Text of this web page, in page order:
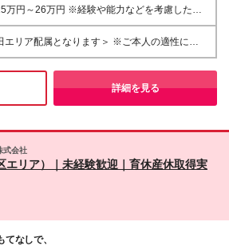
職種での接客経験をお持ちの方 ┗例：アルバ
万円～26万円 ※経験や能力などを考慮した上
いたします ※試用期間6ヶ月あり（試用期間満
り昇給と賞与の対象となり、その他の条件に差
・昇給年1回 ※試用期間満了後（査定によ
エリア配属となります＞ ※ご本人の適性に鑑み
務地が羽田以外のホテルもしくは本社となる場
■東京エリア：⽻⽥、有明、
六本⽊、⽥町、浜松町、⼋丁堀、茅場町、⽇本
海 ■近畿エリア：⼤阪梅⽥、京都（四条⼤
◎配属については、各ホテルもしくは本社のい
す。 ■本社 ┗東京都新宿区西新宿6-3-
詳細を見る
式会社
エリア）｜未経験歓迎｜育休産休取得実
なしで、